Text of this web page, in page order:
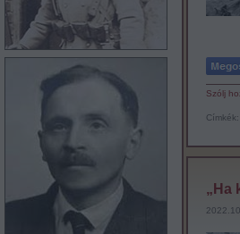
Szólj
Címkék:
„Ha